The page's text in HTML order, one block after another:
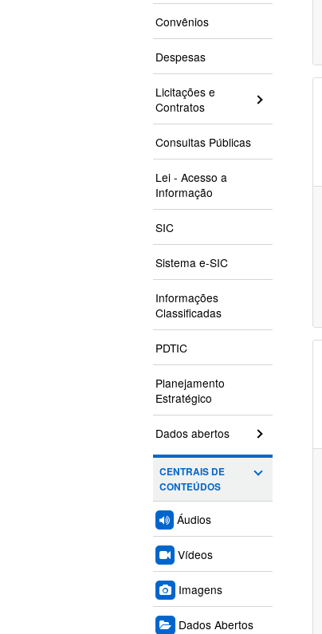
Convênios
Despesas
Licitações e
Contratos
Consultas Públicas
Lei - Acesso a
Informação
SIC
Sistema e-SIC
Informações
Classificadas
PDTIC
Planejamento
Estratégico
Dados abertos
CENTRAIS DE
CONTEÚDOS
Áudios
Vídeos
Imagens
Dados Abertos